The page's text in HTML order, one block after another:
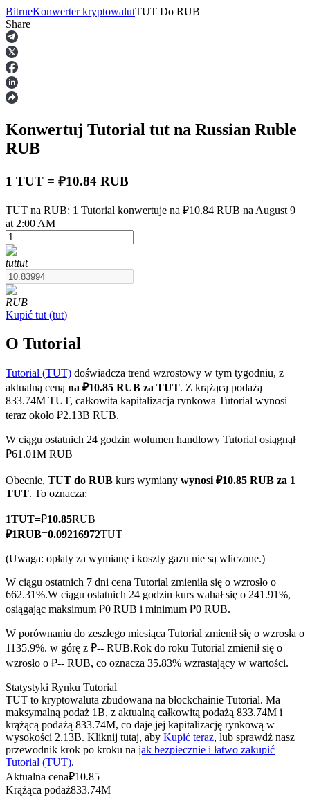
Kontrakty terminowe
Kontrakty terminowe na USDT
Kontrakty futures wykorzystujące USDT jako zabezpieczenie
Kontrakty terminowe COIN-M
Kontrakty terminowe na kryptowaluty
TradFi
towary
Kontrakty futures wykorzystujące USDC jako zabezpieczenie
Kopiowanie Transakcji
BitrueKonwerter kryptowalutTUT Do RUB
Share
Konwertuj Tutorial tut na Russian Ruble
RUB
1 TUT = ₽10.84 RUB
TUT na RUB: 1 Tutorial konwertuje na ₽10.84 RUB na August 9
at 2:00 AM
tuttut
RUB
Kupić tut (tut)
O Tutorial
Tutorial (TUT) doświadcza trend wzrostowy w tym tygodniu, z
aktualną ceną na ₽10.85 RUB za TUT. Z krążącą podażą
833.74M TUT, całkowita kapitalizacja rynkowa Tutorial wynosi
teraz około ₽2.13B RUB.
W ciągu ostatnich 24 godzin wolumen handlowy Tutorial osiągnął
₽61.01M RUB
Obecnie, TUT do RUB kurs wymiany wynosi ₽10.85 RUB za 1
TUT. To oznacza:
1TUT=₽10.85RUB
₽1RUB=0.09216972TUT
(Uwaga: opłaty za wymianę i koszty gazu nie są wliczone.)
W ciągu ostatnich 7 dni cena Tutorial zmieniła się o wzrosło o
662.31%.W ciągu ostatnich 24 godzin kurs wahał się o 241.91%,
osiągając maksimum ₽0 RUB i minimum ₽0 RUB.
W porównaniu do zeszłego miesiąca Tutorial zmienił się o wzrosła o
1135.9%. w górę z ₽-- RUB.Rok do roku Tutorial zmienił się o
wzrosło o ₽-- RUB, co oznacza 35.83% wzrastający w wartości.
Statystyki Rynku Tutorial
TUT to kryptowaluta zbudowana na blockchainie Tutorial. Ma
maksymalną podaż 1B, z aktualną całkowitą podażą 833.74M i
krążącą podażą 833.74M, co daje jej kapitalizację rynkową w
wysokości 2.13B. Kliknij tutaj, aby Kupić teraz, lub sprawdź nasz
przewodnik krok po kroku na jak bezpiecznie i łatwo zakupić
Tutorial (TUT).
Aktualna cena₽10.85
Krążąca podaż833.74M